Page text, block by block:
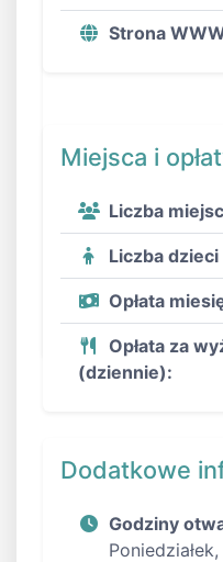
Strona
Miejsca i
Liczba
Liczba
Opłata
Opłata za
(dziennie):
Dodatkowe
Godziny